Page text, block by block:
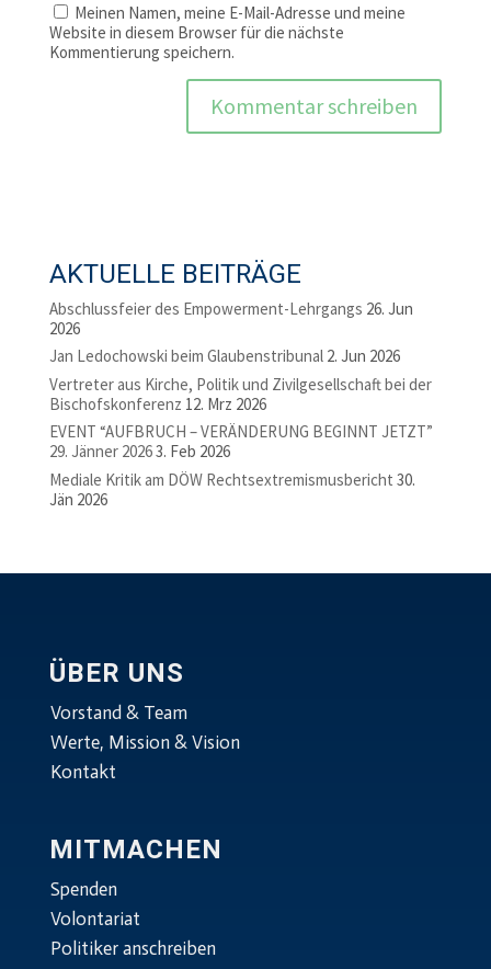
Meinen Namen, meine E-Mail-Adresse und meine
Website in diesem Browser für die nächste
Kommentierung speichern.
AKTUELLE BEITRÄGE
Abschlussfeier des Empowerment-Lehrgangs 26. Jun
2026
Jan Ledochowski beim Glaubenstribunal 2. Jun 2026
Vertreter aus Kirche, Politik und Zivilgesellschaft bei der
Bischofskonferenz 12. Mrz 2026
EVENT “AUFBRUCH – VERÄNDERUNG BEGINNT JETZT”
29. Jänner 20263. Feb 2026
Mediale Kritik am DÖW Rechtsextremismusbericht 30.
Jän 2026
ÜBER UNS
Vorstand & Team
Werte, Mission & Vision
Kontakt
MITMACHEN
Spenden
Volontariat
Politiker anschreiben